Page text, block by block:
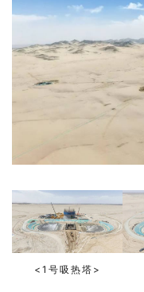
<1号吸热塔>